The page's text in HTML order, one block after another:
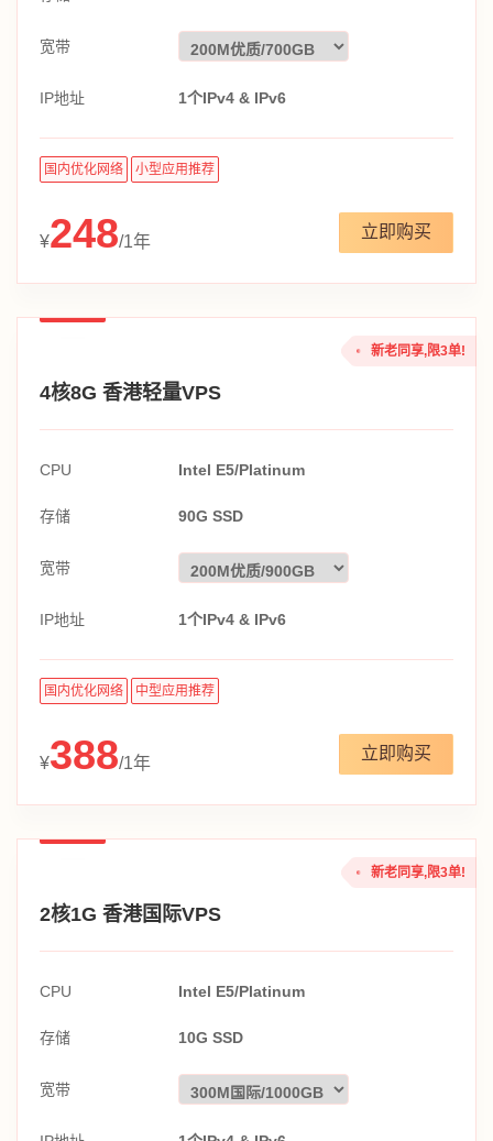
宽带
IP地址 1个IPv4 & IPv6
国内优化网络 小型应用推荐
¥248/1年
立即购买
新老同享,限3单!
4核8G 香港轻量VPS
CPU Intel E5/Platinum
存储 90G SSD
宽带
IP地址 1个IPv4 & IPv6
国内优化网络 中型应用推荐
¥388/1年
立即购买
新老同享,限3单!
2核1G 香港国际VPS
CPU Intel E5/Platinum
存储 10G SSD
宽带